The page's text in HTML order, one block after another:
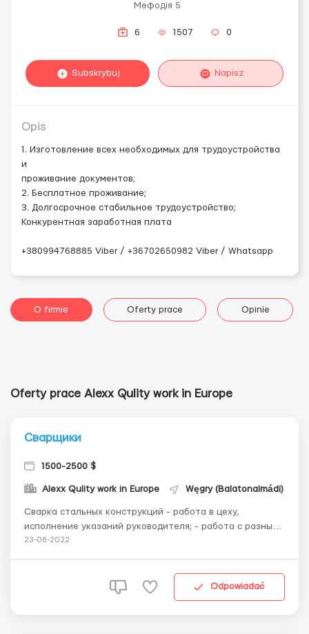
Мефодія 5
6 1507 0
Subskrybuj Napisz
Opis
1. Изготовление всех необходимых для трудоустройства
и
проживание документов;
2. Бесплатное проживание;
3. Долгосрочное стабильное трудоустройство;
Конкурентная заработная плата
+380994768885 Viber / +36702650982 Viber / Whatsapp
O firmie Oferty prace Opinie
Oferty prace Alexx Qulity work in Europe
Сварщики
1500-2500 $
Alexx Qulity work in Europe Węgry (Balatonalmádi)
Cварка стальных конструкций - работа в цеху,
исполнение указаний руководителя; - работа с разными
элементами из метала •Требование к сварщикам: -
ультразвуковой контрой. •Требование к Слесар...
23-06-2022
Odpowiadać